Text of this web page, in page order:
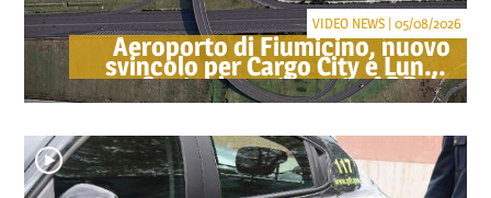
Aeroporto di Fiumicino, nuovo
svincolo per Cargo City e Lunga
Sosta: investimento ADR da
oltre 40 milioni
VIDEO NEWS | 05/08/2026